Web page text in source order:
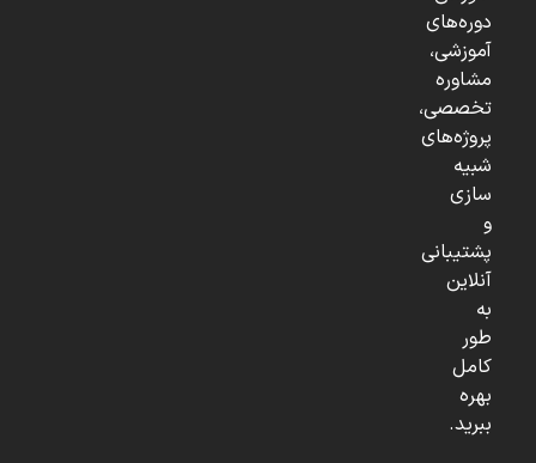
دوره‌های
آموزشی،
مشاوره
تخصصی،
پروژه‌های
شبیه
سازی
و
پشتیبانی
آنلاین
به
طور
کامل
بهره
ببرید.